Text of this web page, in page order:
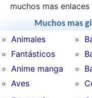
muchos mas
Muchos mas
Animales
Fantásticos
Anime manga
Aves